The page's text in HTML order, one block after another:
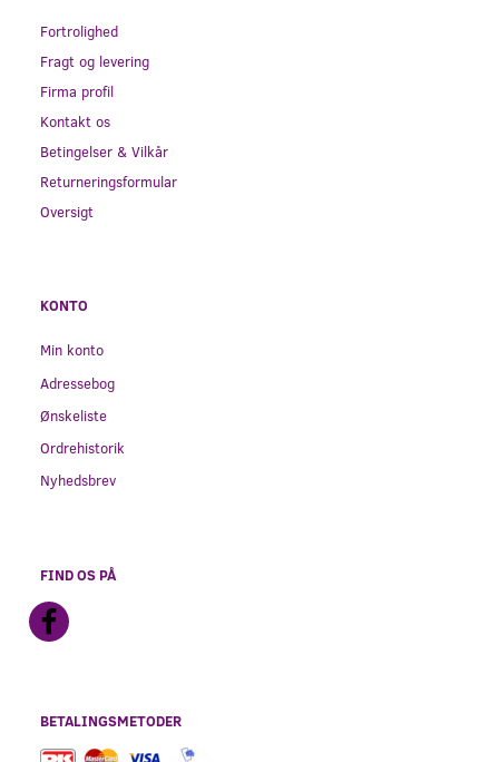
Fortrolighed
Fragt og levering
Firma profil
Kontakt os
Betingelser & Vilkår
Returneringsformular
Oversigt
KONTO
Min konto
Adressebog
Ønskeliste
Ordrehistorik
Nyhedsbrev
FIND OS PÅ
BETALINGSMETODER